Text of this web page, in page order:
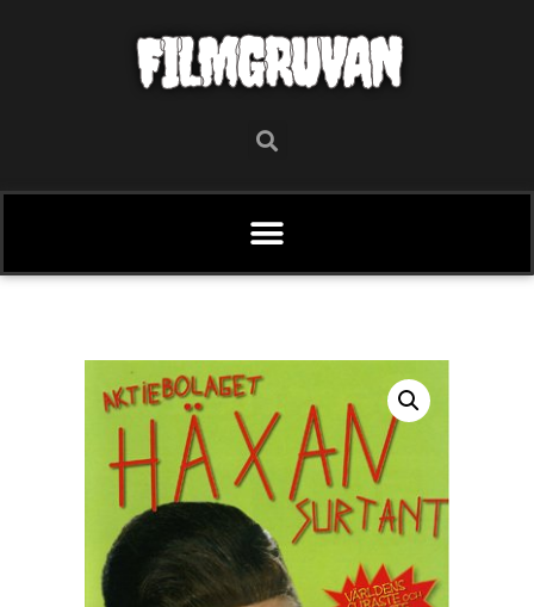
FILMGRUVAN